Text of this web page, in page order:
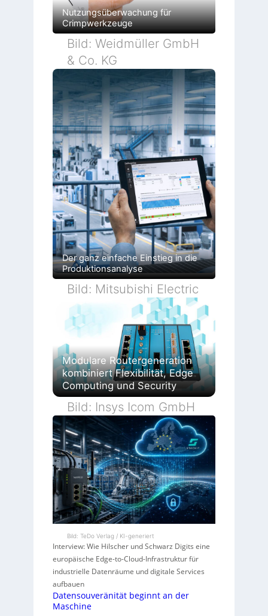
Nutzungsüberwachung für
Crimpwerkzeuge
Bild: Weidmüller GmbH
& Co. KG
Der ganz einfache Einstieg in die
Produktionsanalyse
Bild: Mitsubishi Electric
Modulare Routergeneration
kombiniert Flexibilität, Edge
Computing und Security
Bild: Insys Icom GmbH
Bild: TeDo Verlag / KI-generiert
Interview: Wie Hilscher und Schwarz Digits eine
europäische Edge-to-Cloud-Infrastruktur für
industrielle Datenräume und digitale Services
aufbauen
Datensouveränität beginnt an der
Maschine